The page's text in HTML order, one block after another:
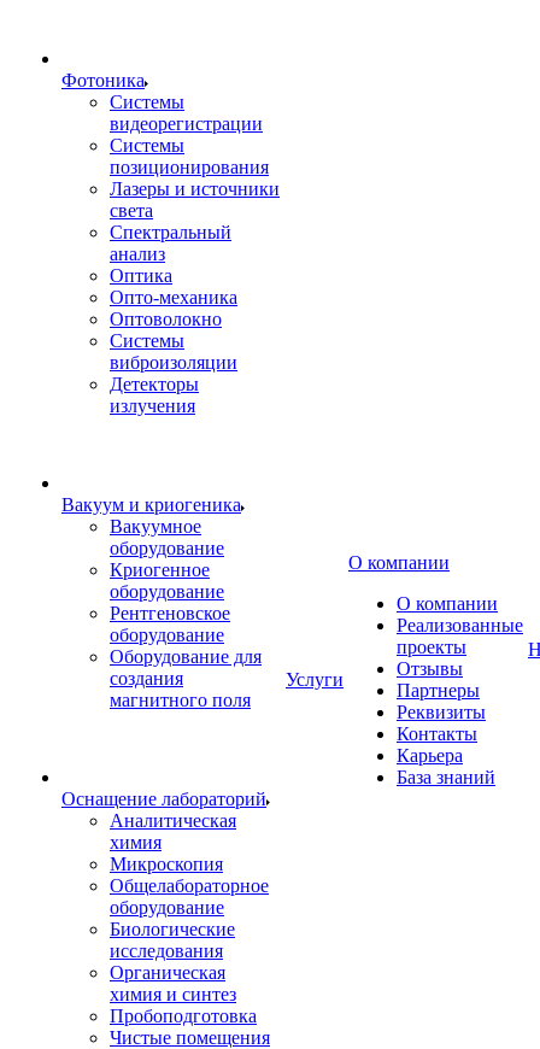
Фотоника
Cистемы
видеорегистрации
Системы
позиционирования
Лазеры и источники
света
Спектральный
анализ
Оптика
Опто-механика
Оптоволокно
Системы
виброизоляции
Детекторы
излучения
Вакуум и криогеника
Вакуумное
оборудование
Криогенное
оборудование
Рентгеновское
оборудование
Оборудование для
создания
магнитного поля
Оснащение лабораторий
Аналитическая
химия
Микроскопия
Общелабораторное
оборудование
Биологические
исследования
Органическая
химия и синтез
Пробоподготовка
Чистые помещения
Услуги
О компании
О компании
Реализованные
проекты
Отзывы
Партнеры
Реквизиты
Контакты
Карьера
База знаний